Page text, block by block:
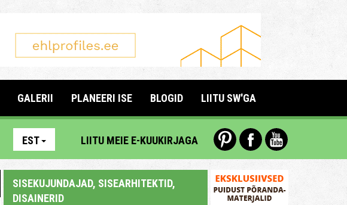
GALERII PLANEERI ISE BLOGID LIITU SW'GA
EST LIITU MEIE E-KUUKIRJAGA
SISEKUJUNDAJAD, SISEARHITEKTID,
DISAINERID